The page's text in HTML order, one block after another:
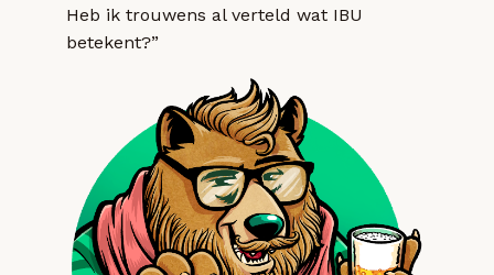
Heb ik trouwens al verteld wat IBU
betekent?”